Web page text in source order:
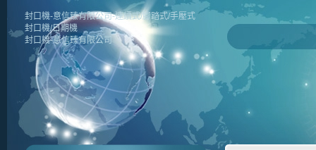
封口機-意信臻有限公司-連續式/腳踏式/手壓式
封口機/日期機
封口機-意信臻有限公司